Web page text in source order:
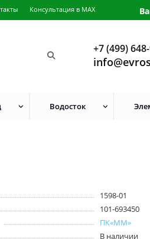
Консультация в MAX
+7 (499)
Водосток
1598-01
101-693450
ПК«ММ»
В наличии